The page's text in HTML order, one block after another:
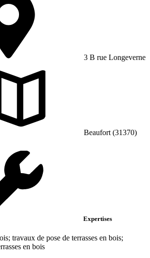
3 B rue Longeverne
Beaufort (31370)
Expertises
travaux de pose de terrasses en bois;
en bois